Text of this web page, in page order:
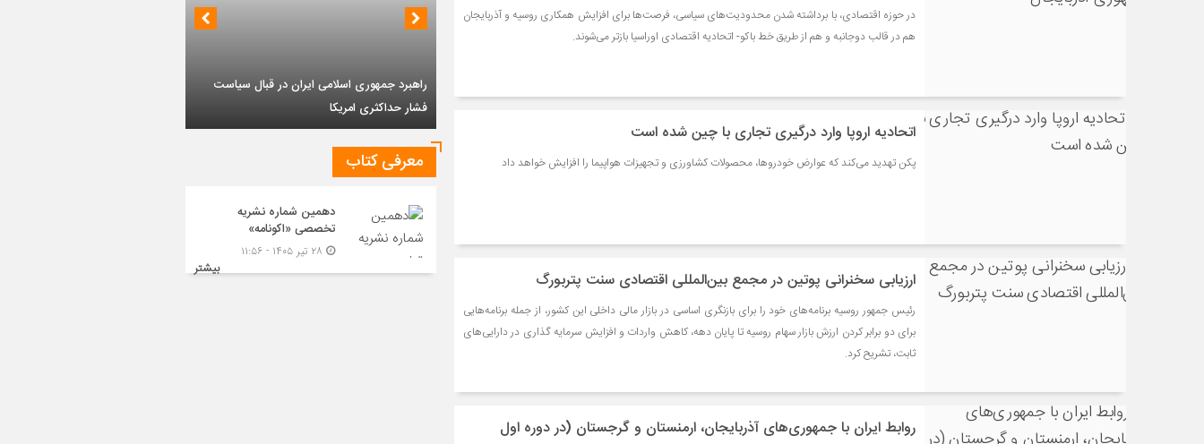
در حوزه اقتصادی، با برداشته شدن محدودیت‌های سیاسی، فرصت‌ها برای افزایش همکاری روسیه و آذربایجان
هم در قالب دوجانبه و هم از طریق خط باکو- اتحادیه اقتصادی اوراسیا بازتر می‌شوند.
اتحادیه اروپا وارد درگیری تجاری با چین شده است
پکن تهدید می‌کند که عوارض خودروها، محصولات کشاورزی و تجهیزات هواپیما را افزایش خواهد داد
ارزیابی سخنرانی پوتین در مجمع بین‌المللی اقتصادی سنت پتربورگ
رئیس جمهور روسیه برنامه‌های خود را برای بازنگری اساسی در بازار مالی داخلی این کشور، از جمله برنامه‌هایی
برای دو برابر کردن ارزش بازار سهام روسیه تا پایان دهه، کاهش واردات و افزایش سرمایه گذاری در دارایی‌های
ثابت، تشریح کرد.
روابط ایران با جمهوری‌های آذربایجان، ارمنستان و گرجستان (در دوره اول
راهبرد جمهوری اسلامی ایران در قبال سیاست
فشار حداکثری امریکا
معرفی کتاب
دهمین شماره نشریه
تخصصی «اکونامه»
بیشتر